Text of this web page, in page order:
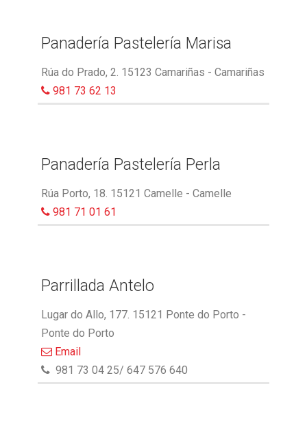
Panadería Pastelería Marisa
Rúa do Prado, 2. 15123 Camariñas - Camariñas
981 73 62 13
Panadería Pastelería Perla
Rúa Porto, 18. 15121 Camelle - Camelle
981 71 01 61
Parrillada Antelo
Lugar do Allo, 177. 15121 Ponte do Porto -
Ponte do Porto
Email
981 73 04 25/ 647 576 640